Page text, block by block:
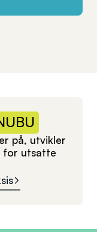
på, utvikler
for utsatte